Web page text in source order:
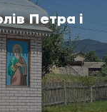
Петра і